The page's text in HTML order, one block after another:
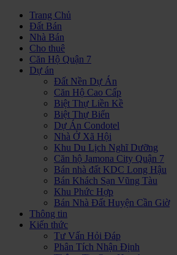
Trang Chủ
Đất Bán
Nhà Bán
Cho thuê
Căn Hộ Quận 7
Dự án
Đất Nền Dự Án
Căn Hộ Cao Cấp
Biệt Thự Liền Kề
Biệt Thự Biển
Dự Án Condotel
Nhà Ở Xã Hội
Khu Du Lịch Nghĩ Dưỡng
Căn hộ Jamona City Quận 7
Bán nhà đất KDC Long Hậu
Bán Khách Sạn Vũng Tàu
Khu Phức Hợp
Bán Nhà Đất Huyện Cần Giờ
Thông tin
Kiến thức
Tư Vấn Hỏi Đáp
Phân Tích Nhận Định